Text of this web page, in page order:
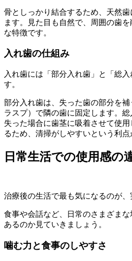
骨としっかり結合するため、天然
ます。見た目も自然で、周囲の歯
な特徴です。
入れ歯の仕組み
入れ歯には「部分入れ歯」と「総
す。
部分入れ歯は、失った歯の部分を
ラスプ）で隣の歯に固定します。
失った場合に歯茎に吸着させて使
るため、清掃がしやすいという利点
日常生活での使用感の
治療後の生活で最も気になるのが、
食事や会話など、日常のさまざま
あるのか見ていきましょう。
噛む力と食事のしやすさ